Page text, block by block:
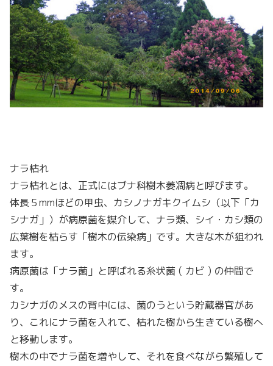
ナラ枯れ
ナラ枯れとは、正式にはブナ科樹木萎凋病と呼びます。
体長５mmほどの甲虫、カシノナガキクイムシ（以下「カ
シナガ」）が病原菌を媒介して、ナラ類、シイ・カシ類の
広葉樹を枯らす「樹木の伝染病」です。大きな木が狙われ
ます。
病原菌は「ナラ菌」と呼ばれる糸状菌 ( カビ ) の仲間で
す。
カシナガのメスの背中には、菌のうという貯蔵器官があ
り、これにナラ菌を入れて、枯れた樹から生きている樹へ
と移動します。
樹木の中でナラ菌を増やして、それを食べながら繁殖して